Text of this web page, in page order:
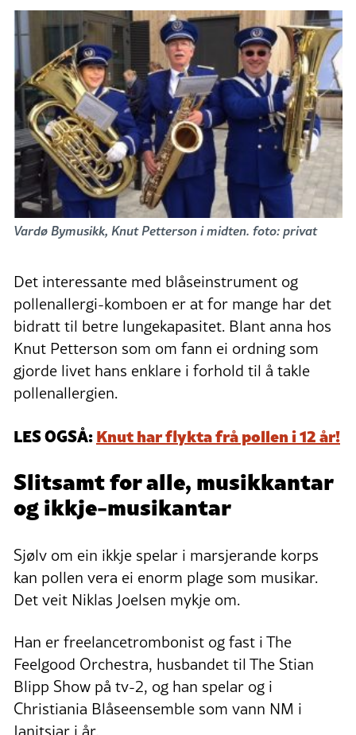
Vardø Bymusikk, Knut Petterson i midten. foto: privat
Det interessante med blåseinstrument og
pollenallergi-komboen er at for mange har det
bidratt til betre lungekapasitet. Blant anna hos
Knut Petterson som om fann ei ordning som
gjorde livet hans enklare i forhold til å takle
pollenallergien.
LES OGSÅ:Knut har flykta frå pollen i 12 år!
Slitsamt for alle, musikkantar
og ikkje-musikantar
Sjølv om ein ikkje spelar i marsjerande korps
kan pollen vera ei enorm plage som musikar.
Det veit Niklas Joelsen mykje om.
Han er freelancetrombonist og fast i The
Feelgood Orchestra, husbandet til The Stian
Blipp Show på tv-2, og han spelar og i
Christiania Blåseensemble som vann NM i